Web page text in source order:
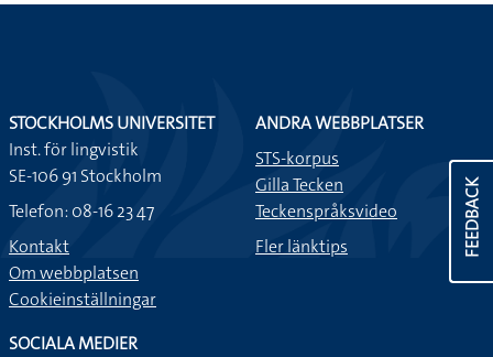
FEEDBACK
STOCKHOLMS UNIVERSITET
Inst. för lingvistik
SE-106 91 Stockholm
Telefon: 08-16 23 47
Kontakt
Om webbplatsen
Cookieinställningar
ANDRA WEBBPLATSER
STS-korpus
Gilla Tecken
Teckenspråksvideo
Fler länktips
SOCIALA MEDIER